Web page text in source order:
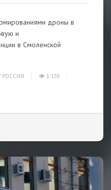
дроны в
и
в Смоленской
РОССИЯ
1 130